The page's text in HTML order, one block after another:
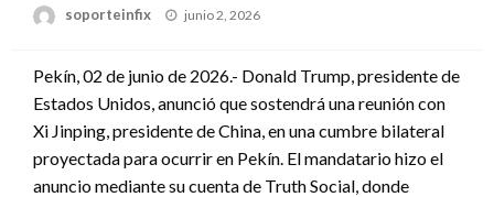
soporteinfix
Publicado
junio 2, 2026
Pekín, 02 de junio de 2026.- Donald Trump, presidente de
Estados Unidos, anunció que sostendrá una reunión con
Xi Jinping, presidente de China, en una cumbre bilateral
proyectada para ocurrir en Pekín. El mandatario hizo el
anuncio mediante su cuenta de Truth Social, donde